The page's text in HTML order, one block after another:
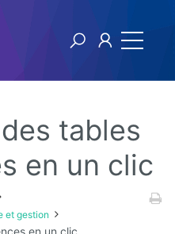
tables
en un clic
et gestion
en un clic